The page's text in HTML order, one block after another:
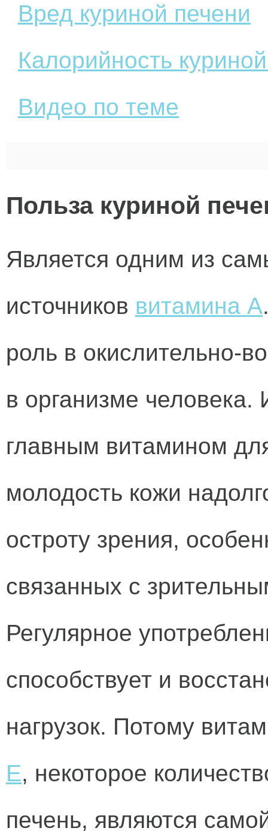
Вред куриной печени
Калорийность
Видео по теме
Польза куриной
Является одним из
источников витамина А
роль в окислительно-
в организме человека.
главным витамином
молодость кожи
остроту зрения,
связанных с
Регулярное
способствует и
нагрузок. Потому
Е, некоторое
печень, являются